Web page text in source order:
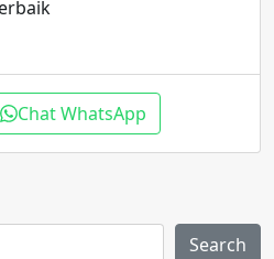
Chat WhatsApp
Search